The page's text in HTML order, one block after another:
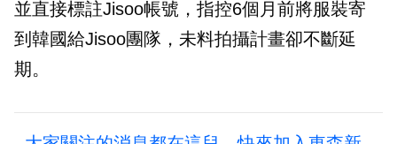
並直接標註Jisoo帳號，指控6個月前將服裝寄
到韓國給Jisoo團隊，未料拍攝計畫卻不斷延
期。